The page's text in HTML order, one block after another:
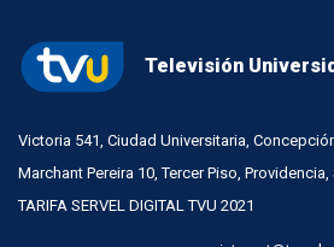
Televisión
Victoria 541, Ciudad Universitaria,
Marchant Pereira 10, Tercer Piso,
TARIFA SERVEL DIGITAL TVU 2021